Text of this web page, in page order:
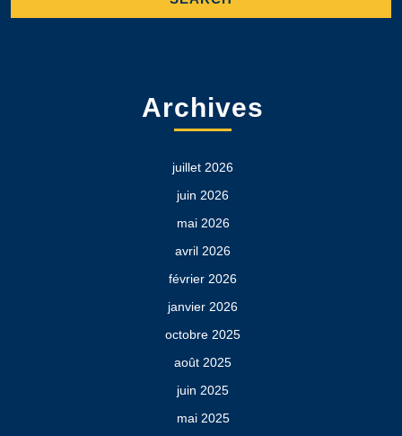
Archives
juillet 2026
juin 2026
mai 2026
avril 2026
février 2026
janvier 2026
octobre 2025
août 2025
juin 2025
mai 2025